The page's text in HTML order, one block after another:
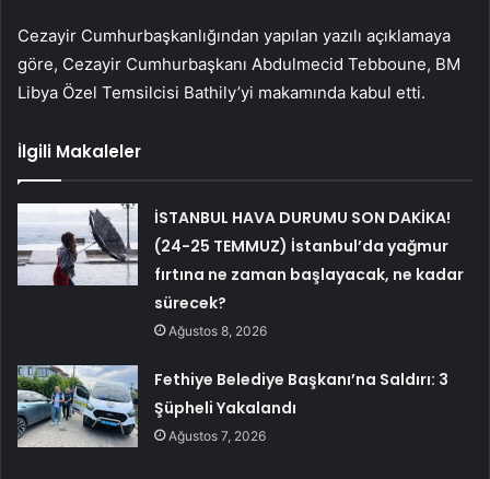
Cezayir Cumhurbaşkanlığından yapılan yazılı açıklamaya
göre, Cezayir Cumhurbaşkanı Abdulmecid Tebboune, BM
Libya Özel Temsilcisi Bathily’yi makamında kabul etti.
İlgili Makaleler
İSTANBUL HAVA DURUMU SON DAKİKA!
(24-25 TEMMUZ) İstanbul’da yağmur
fırtına ne zaman başlayacak, ne kadar
sürecek?
Ağustos 8, 2026
Fethiye Belediye Başkanı’na Saldırı: 3
Şüpheli Yakalandı
Ağustos 7, 2026